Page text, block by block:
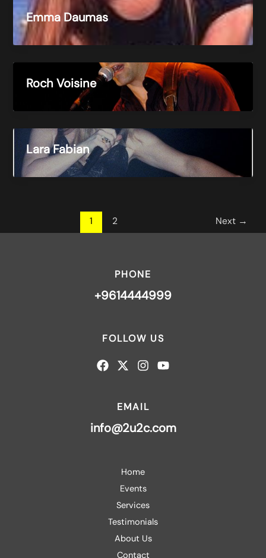
Emma Daumas
Roch Voisine
Lara Fabian
1 2 Next →
PHONE
+9614444999
FOLLOW US
EMAIL
info@2u2c.com
Home
Events
Services
Testimonials
About Us
Contact